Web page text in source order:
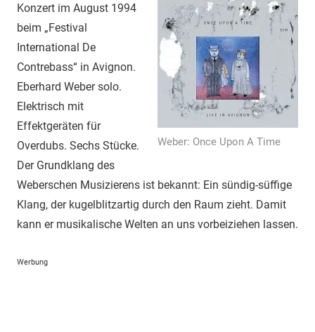
Weber: Once Upon A Time
Konzert im August 1994
beim „Festival
International De
Contrebass“ in Avignon.
Eberhard Weber solo.
Elektrisch mit
Effektgeräten für
Overdubs. Sechs Stücke.
Der Grundklang des
Weberschen Musizierens ist bekannt: Ein sündig-süffige
Klang, der kugelblitzartig durch den Raum zieht. Damit
kann er musikalische Welten an uns vorbeiziehen lassen.
Werbung